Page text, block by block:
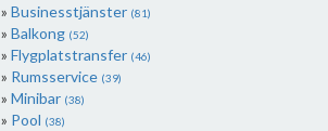
Businesstjänster (81)
Balkong (52)
Flygplatstransfer (46)
Rumsservice (39)
Minibar (38)
Pool (38)